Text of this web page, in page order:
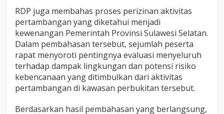
g
,
K
M
P
I
D
e
s
k
RDP juga membahas proses perizinan aktivitas
pertambangan yang diketahui menjadi
kewenangan Pemerintah Provinsi Sulawesi Selatan.
Dalam pembahasan tersebut, sejumlah peserta
rapat menyoroti pentingnya evaluasi menyeluruh
terhadap dampak lingkungan dan potensi risiko
kebencanaan yang ditimbulkan dari aktivitas
pertambangan di kawasan perbukitan tersebut.
Berdasarkan hasil pembahasan yang berlangsung,